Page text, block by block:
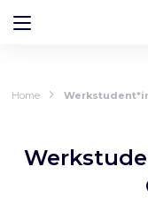
Home